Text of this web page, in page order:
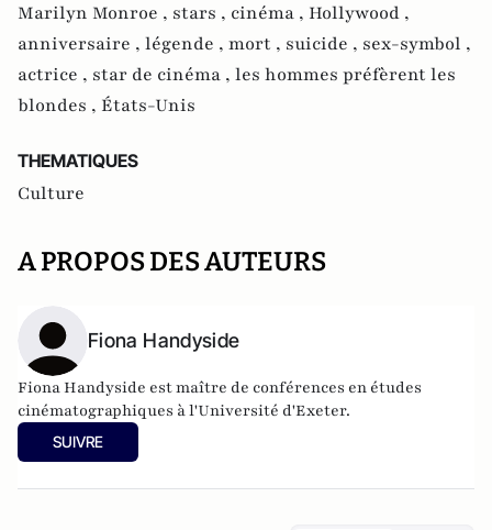
Marilyn Monroe , stars , cinéma , Hollywood ,
anniversaire , légende , mort , suicide , sex-symbol ,
actrice , star de cinéma , les hommes préfèrent les
blondes , États-Unis
THEMATIQUES
Culture
A PROPOS DES AUTEURS
Fiona Handyside
Fiona Handyside est maître de conférences en études
cinématographiques à l'Université d'Exeter.
SUIVRE